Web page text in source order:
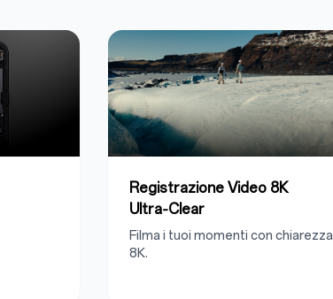
Registrazione Video 8K
Ultra‑Clear
Filma i tuoi momenti con chiarezza
8K.